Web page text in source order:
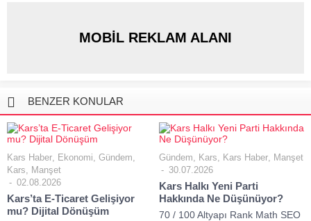
MOBİL REKLAM ALANI
BENZER KONULAR
Kars Haber, Ekonomi, Gündem,
Kars, Manşet
02.08.2026
Kars’ta E-Ticaret Gelişiyor
mu? Dijital Dönüşüm
Gündem, Kars, Kars Haber, Manşet
30.07.2026
Kars Halkı Yeni Parti
Hakkında Ne Düşünüyor?
70 / 100 Altyapı Rank Math SEO